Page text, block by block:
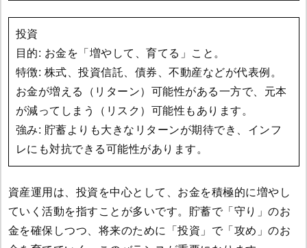
投資
目的: お金を「増やして、育てる」こと。
特徴: 株式、投資信託、債券、不動産などが代表例。
お金が増える（リターン）可能性がある一方で、元本
が減ってしまう（リスク）可能性もあります。
強み: 貯蓄よりも大きなリターンが期待でき、インフ
レにも対抗できる可能性があります。
資産運用は、投資を中心として、お金を積極的に増やし
ていく活動を指すことが多いです。貯蓄で「守り」のお
金を確保しつつ、将来のために「投資」で「攻め」のお